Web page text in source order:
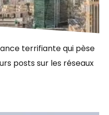
terrifiante qui pèse
posts sur les réseaux